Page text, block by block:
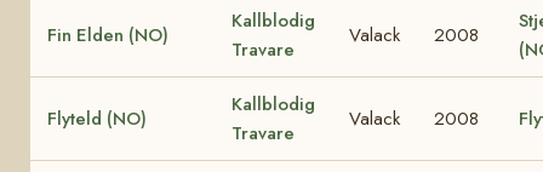
Fin Elden (NO)
Kallblodig
Travare
Valack 2008
Flyteld (NO)
Kallblodig
Travare
Valack 2008